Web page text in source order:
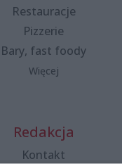
Restauracje
Pizzerie
Bary, fast foody
Więcej
Redakcja
Kontakt